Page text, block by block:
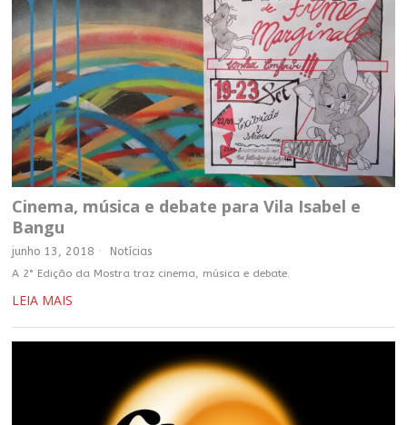
Cinema, música e debate para Vila Isabel e
Bangu
junho 13, 2018 Notícias
A 2° Edição da Mostra traz cinema, música e debate.
LEIA MAIS